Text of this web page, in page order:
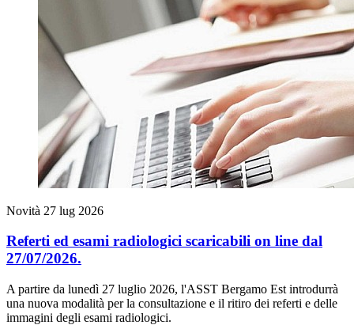
Novità 27 lug 2026
Referti ed esami radiologici scaricabili on line dal
27/07/2026.
A partire da lunedì 27 luglio 2026, l'ASST Bergamo Est introdurrà
una nuova modalità per la consultazione e il ritiro dei referti e delle
immagini degli esami radiologici.